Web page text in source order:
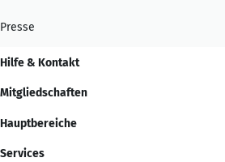
Presse
Hilfe & Kontakt
Mitgliedschaften
Hauptbereiche
Services